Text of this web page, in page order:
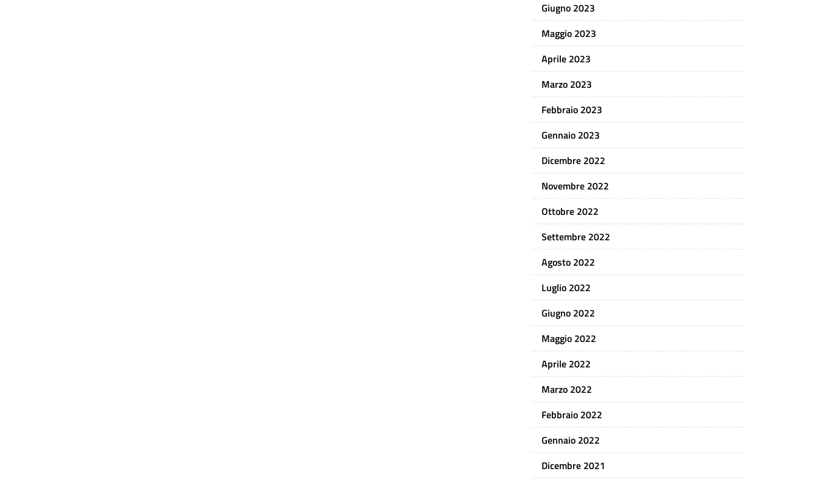
Giugno 2023
Maggio 2023
Aprile 2023
Marzo 2023
Febbraio 2023
Gennaio 2023
Dicembre 2022
Novembre 2022
Ottobre 2022
Settembre 2022
Agosto 2022
Luglio 2022
Giugno 2022
Maggio 2022
Aprile 2022
Marzo 2022
Febbraio 2022
Gennaio 2022
Dicembre 2021